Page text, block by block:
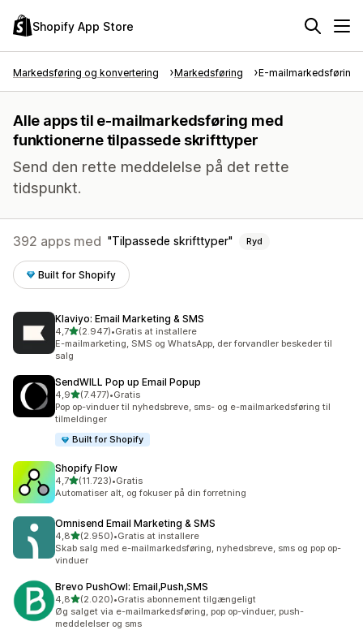
Shopify App Store
Markedsføring og konvertering Markedsføring E-mailmarkedsføring
Alle apps til e-mailmarkedsføring med
funktionerne tilpassede skrifttyper
Send den rette meddelelse på det rette
tidspunkt.
392 apps med Tilpassede skrifttyper Ryd
Built for Shopify
Klaviyo: Email Marketing & SMS
4,7ud af 5 stjerner
(2.947)
2947 anmeldelser i alt
•Gratis at installere
E-mailmarketing, SMS og WhatsApp, der forvandler beskeder til
salg
SendWILL Pop up Email Popup
4,9ud af 5 stjerner
(7.477)
7477 anmeldelser i alt
•Gratis
Pop op-vinduer til nyhedsbreve, sms- og e-mailmarkedsføring til
tilmeldinger
Built for Shopify
Shopify Flow
4,7ud af 5 stjerner
(11.723)
11723 anmeldelser i alt
•Gratis
Automatiser alt, og fokuser på din forretning
Omnisend Email Marketing & SMS
4,8ud af 5 stjerner
(2.950)
2950 anmeldelser i alt
•Gratis at installere
Skab salg med e-mailmarkedsføring, nyhedsbreve, sms og pop op-
vinduer
Brevo PushOwl: Email,Push,SMS
4,8ud af 5 stjerner
(2.020)
2020 anmeldelser i alt
•Gratis abonnement tilgængeligt
Øg salget via e-mailmarkedsføring, pop op-vinduer, push-
meddelelser og sms